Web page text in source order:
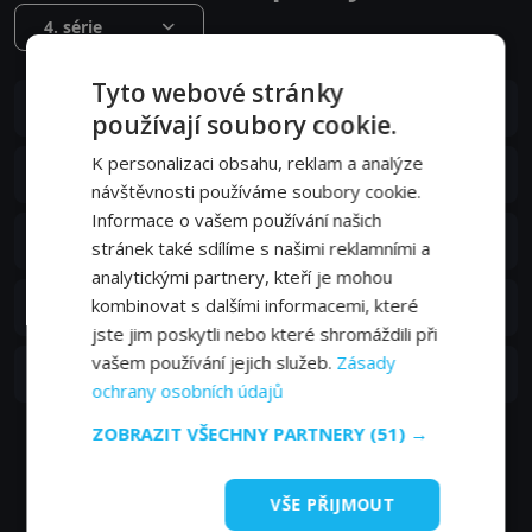
4. série
6. epizoda: 6. epizoda
5. epizoda:5. epizoda
28. 06. 2011
4. epizoda:4. epizoda
21. 06. 2011
3. epizoda:3. epizoda
14. 06. 2011
2. epizoda:2. epizoda
Tyto webové stránky
používají soubory cookie.
K personalizaci obsahu, reklam a analýze
návštěvnosti používáme soubory cookie.
Informace o vašem používání našich
stránek také sdílíme s našimi reklamními a
analytickými partnery, kteří je mohou
kombinovat s dalšími informacemi, které
jste jim poskytli nebo které shromáždili při
vašem používání jejich služeb. Zásady
ochrany osobních údajů
ZOBRAZIT VŠECHNY PARTNERY (51) →
VŠE PŘIJMOUT